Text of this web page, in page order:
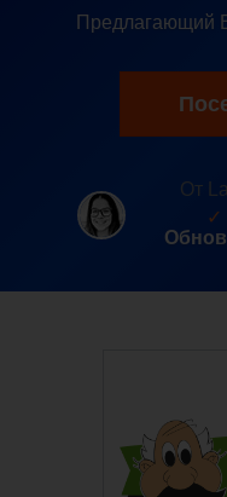
Предлагающий
От
✓